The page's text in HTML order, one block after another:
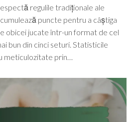
regulile tradiționale ale
puncte pentru a câștiga
obicei jucate într-un format de cel
bun din cinci seturi. Statisticile
meticulozitate prin…